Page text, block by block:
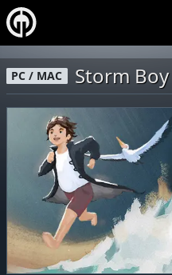
PC / MAC Storm Boy